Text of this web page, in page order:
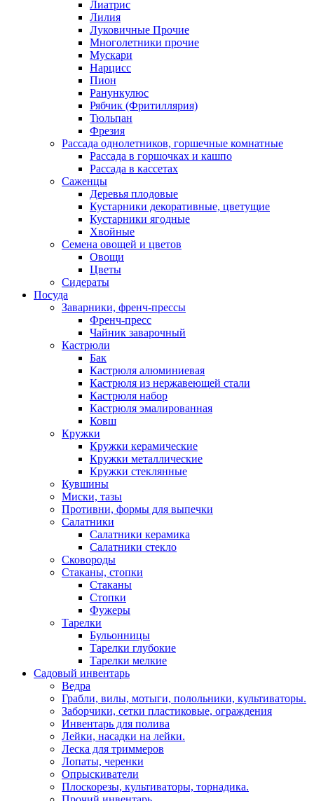
Лиатрис
Лилия
Луковичные Прочие
Многолетники прочие
Мускари
Нарцисс
Пион
Ранункулюс
Рябчик (Фритиллярия)
Тюльпан
Фрезия
Рассада однолетников, горшечные комнатные
Рассада в горшочках и кашпо
Рассада в кассетах
Саженцы
Деревья плодовые
Кустарники декоративные, цветущие
Кустарники ягодные
Хвойные
Семена овощей и цветов
Овощи
Цветы
Сидераты
Посуда
Заварники, френч-прессы
Френч-пресс
Чайник заварочный
Кастрюли
Бак
Кастрюля алюминиевая
Кастрюля из нержавеющей стали
Кастрюля набор
Кастрюля эмалированная
Ковш
Кружки
Кружки керамические
Кружки металлические
Кружки стеклянные
Кувшины
Миски, тазы
Противни, формы для выпечки
Салатники
Салатники керамика
Салатники стекло
Сковороды
Стаканы, стопки
Стаканы
Стопки
Фужеры
Тарелки
Бульонницы
Тарелки глубокие
Тарелки мелкие
Садовый инвентарь
Ведра
Грабли, вилы, мотыги, полольники, культиваторы.
Заборчики, сетки пластиковые, ограждения
Инвентарь для полива
Лейки, насадки на лейки.
Леска для триммеров
Лопаты, черенки
Опрыскиватели
Плоскорезы, культиваторы, торнадика.